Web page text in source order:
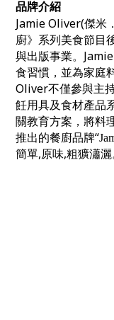
品牌介紹
Jamie Oliver(傑米
廚》系列美食節目
與出版事業。
食習慣，並為家庭
Oliver不僅參與主
飪用具及食材產品
關教育方案，將料
推出的餐廚品牌“
簡單,原味,粗獷瀟灑